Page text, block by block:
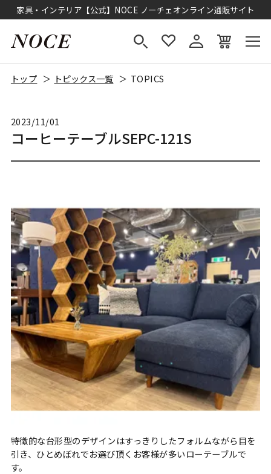
家具・インテリア【公式】NOCE ノーチェオンライン通販サイト
トップ トピックス一覧 TOPICS
2023/11/01
コーヒーテーブルSEPC-121S
特徴的な台形型のデザインはすっきりしたフォルムながら目を
引き、ひとめぼれでお選び頂くお客様が多いローテーブルで
す。